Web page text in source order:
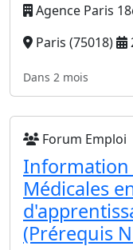
Agence Paris
Paris (75018)
Dans 2 mois
Forum Emploi
Information
Médicales
(Prérequis